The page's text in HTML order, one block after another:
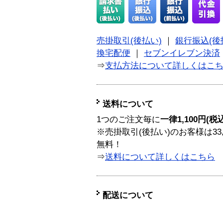
売掛取引(後払い)
銀行振込(後
換宅配便
セブンイレブン決済
⇒支払方法について詳しくはこ
送料について
1つのご注文毎に一律1,100円(税
※売掛取引(後払い)のお客様は
無料！
⇒送料について詳しくはこちら
配送について